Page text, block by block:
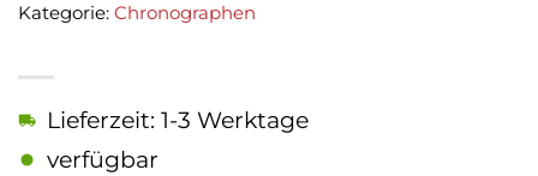
Lieferzeit: 1-3 Werktage
verfügbar
Kategorie: Chronographen